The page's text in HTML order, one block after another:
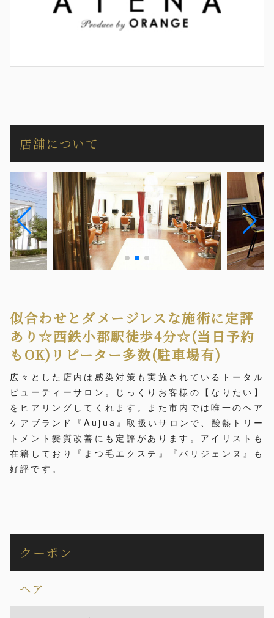
店舗について
似合わせとダメージレスな施術に定評
あり☆西鉄小郡駅徒歩4分☆(当日予約
もOK)リピーター多数(駐車場有)
広々とした店内は感染対策も実施されているトータル
ビューティーサロン。じっくりお客様の【なりたい】
をヒアリングしてくれます。また市内では唯一のヘア
ケアブランド『Aujua』取扱いサロンで、酸熱トリー
トメント髪質改善にも定評があります。アイリストも
在籍しており『まつ毛エクステ』『パリジェンヌ』も
好評です。
クーポン
ヘア